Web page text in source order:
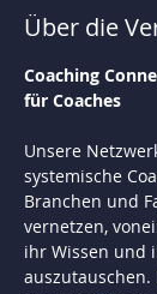
Über die
Coaching
für Coaches
Unsere
systemische
Branchen und
vernetzen,
ihr Wissen und